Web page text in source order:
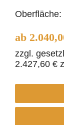
Oberfläche:
ab
zzgl.
2.427,60 €